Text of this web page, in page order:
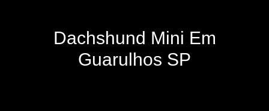
Dachshund Mini Em
Guarulhos SP